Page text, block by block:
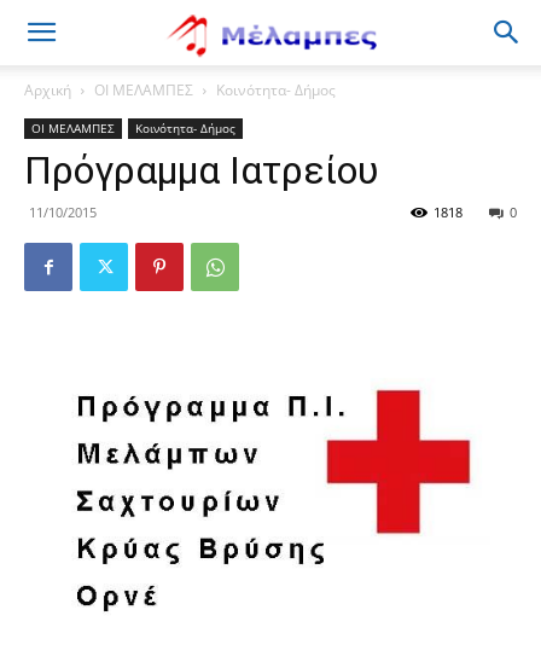
Μέλαμπες
Αρχική ΟΙ ΜΕΛΑΜΠΕΣ Κοινότητα- Δήμος
ΟΙ ΜΕΛΑΜΠΕΣ Κοινότητα- Δήμος
Πρόγραμμα Ιατρείου
11/10/2015 0
1818